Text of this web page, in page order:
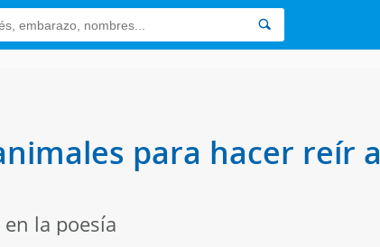
para hacer reír a
la poesía